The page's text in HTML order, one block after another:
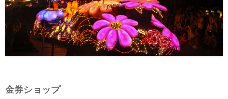
金券ショップ